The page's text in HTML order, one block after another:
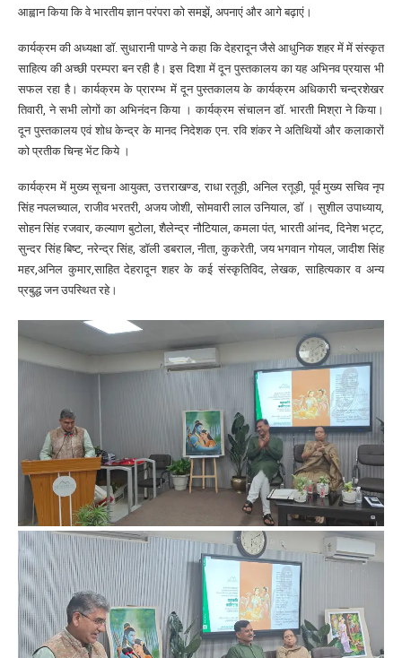
आह्वान किया कि वे भारतीय ज्ञान परंपरा को समझें, अपनाएं और आगे बढ़ाएं।
कार्यक्रम की अध्यक्षा डॉ. सुधारानी पाण्डे ने कहा कि देहरादून जैसे आधुनिक शहर में में संस्कृत
साहित्य की अच्छी परम्परा बन रही है। इस दिशा में दून पुस्तकालय का यह अभिनव प्रयास भी
सफल रहा है। कार्यक्रम के प्रारम्भ में दून पुस्तकालय के कार्यक्रम अधिकारी चन्द्रशेखर
तिवारी, ने सभी लोगों का अभिनंदन किया । कार्यक्रम संचालन डॉ. भारती मिश्रा ने किया।
दून पुस्तकालय एवं शोध केन्द्र के मानद निदेशक एन. रवि शंकर ने अतिथियों और कलाकारों
को प्रतीक चिन्ह भेंट किये ।
कार्यक्रम में मुख्य सूचना आयुक्त, उत्तराखण्ड, राधा रतूड़ी, अनिल रतूड़ी, पूर्व मुख्य सचिव नृप
सिंह नपलच्याल, राजीव भरतरी, अजय जोशी, सोमवारी लाल उनियाल, डाॅ । सुशील उपाध्याय,
सोहन सिंह रजवार, कल्याण बुटोला, शैलेन्द्र नौटियाल, कमला पंत, भारती आंनद, दिनेश भट्ट,
सुन्दर सिंह बिष्ट, नरेन्द्र सिंह, डॉली डबराल, नीता, कुकरेती, जय भगवान गोयल, जादीश सिंह
महर,अनिल कुमार,साहित देहरादून शहर के कई संस्कृतिविद, लेखक, साहित्यकार व अन्य
प्रबुद्ध जन उपस्थित रहे।